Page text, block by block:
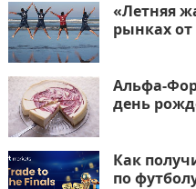
«Летняя
рынках от
Альфа-
день
Как
по